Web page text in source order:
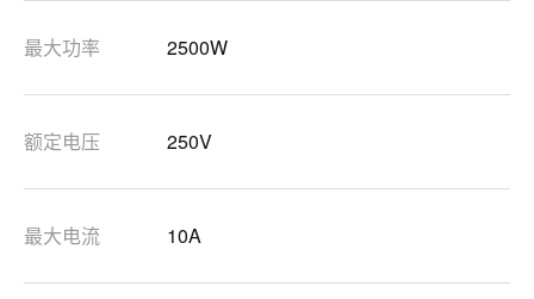
最大功率 2500W
额定电压 250V
最大电流 10A